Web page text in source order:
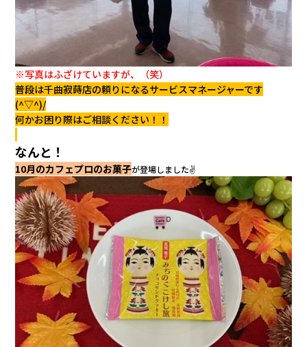
※写真はふざけていますが、（笑）
普段は千曲寂蒔店の頼りになるサービスマネージャーです
(^▽^)/
何かお困り際はご相談ください！！
なんと！
10月のカフェプロのお菓子が登場しました✌